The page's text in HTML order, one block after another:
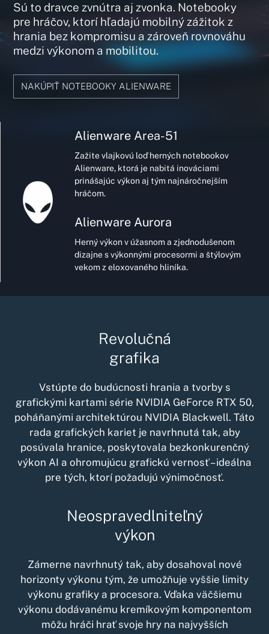
Sú to dravce zvnútra aj zvonka. Notebooky
pre hráčov, ktorí hľadajú mobilný zážitok z
hrania bez kompromisu a zároveň rovnováhu
medzi výkonom a mobilitou.
NAKÚPIŤ NOTEBOOKY ALIENWARE
Alienware Area-51
Zažite vlajkovú loď herných notebookov
Alienware, ktorá je nabitá inováciami
prinášajúc výkon aj tým najnáročnejším
hráčom.
Alienware Aurora
Herný výkon v úžasnom a zjednodušenom
dizajne s výkonnými procesormi a štýlovým
vekom z eloxovaného hliníka.
Revolučná
grafika
Vstúpte do budúcnosti hrania a tvorby s
grafickými kartami série NVIDIA GeForce RTX 50,
poháňanými architektúrou NVIDIA Blackwell. Táto
rada grafických kariet je navrhnutá tak, aby
posúvala hranice, poskytovala bezkonkurenčný
výkon AI a ohromujúcu grafickú vernosť – ideálna
pre tých, ktorí požadujú výnimočnosť.
Neospravedlniteľný
výkon
Zámerne navrhnutý tak, aby dosahoval nové
horizonty výkonu tým, že umožňuje vyššie limity
výkonu grafiky a procesora. Vďaka väčšiemu
výkonu dodávanému kremíkovým komponentom
môžu hráči hrať svoje hry na najvyšších